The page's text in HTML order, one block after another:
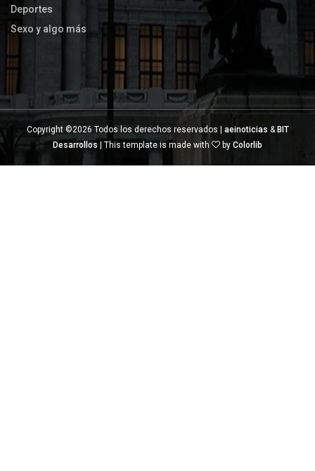
Deportes
Sexo y algo más
Copyright ©2026 Todos los derechos reservados | aeinoticias & BIT
Desarrollos | This template is made with by Colorlib